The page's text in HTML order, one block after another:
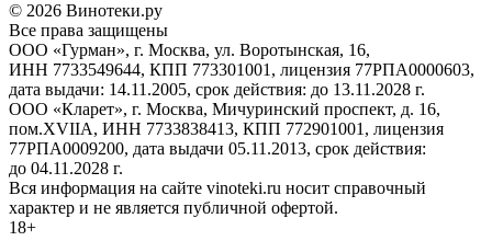
© 2026 Винотеки.ру
Все права защищены
ООО «Гурман», г. Москва, ул. Воротынская, 16,
ИНН 7733549644, КПП 773301001, лицензия 77РПА0000603,
дата выдачи: 14.11.2005, срок действия: до 13.11.2028 г.
ООО «Кларет», г. Москва, Мичуринский проспект, д. 16,
пом.XVIIA, ИНН 7733838413, КПП 772901001, лицензия
77РПА0009200, дата выдачи 05.11.2013, срок действия:
до 04.11.2028 г.
Вся информация на сайте vinoteki.ru носит справочный
характер и не является публичной офертой.
18+